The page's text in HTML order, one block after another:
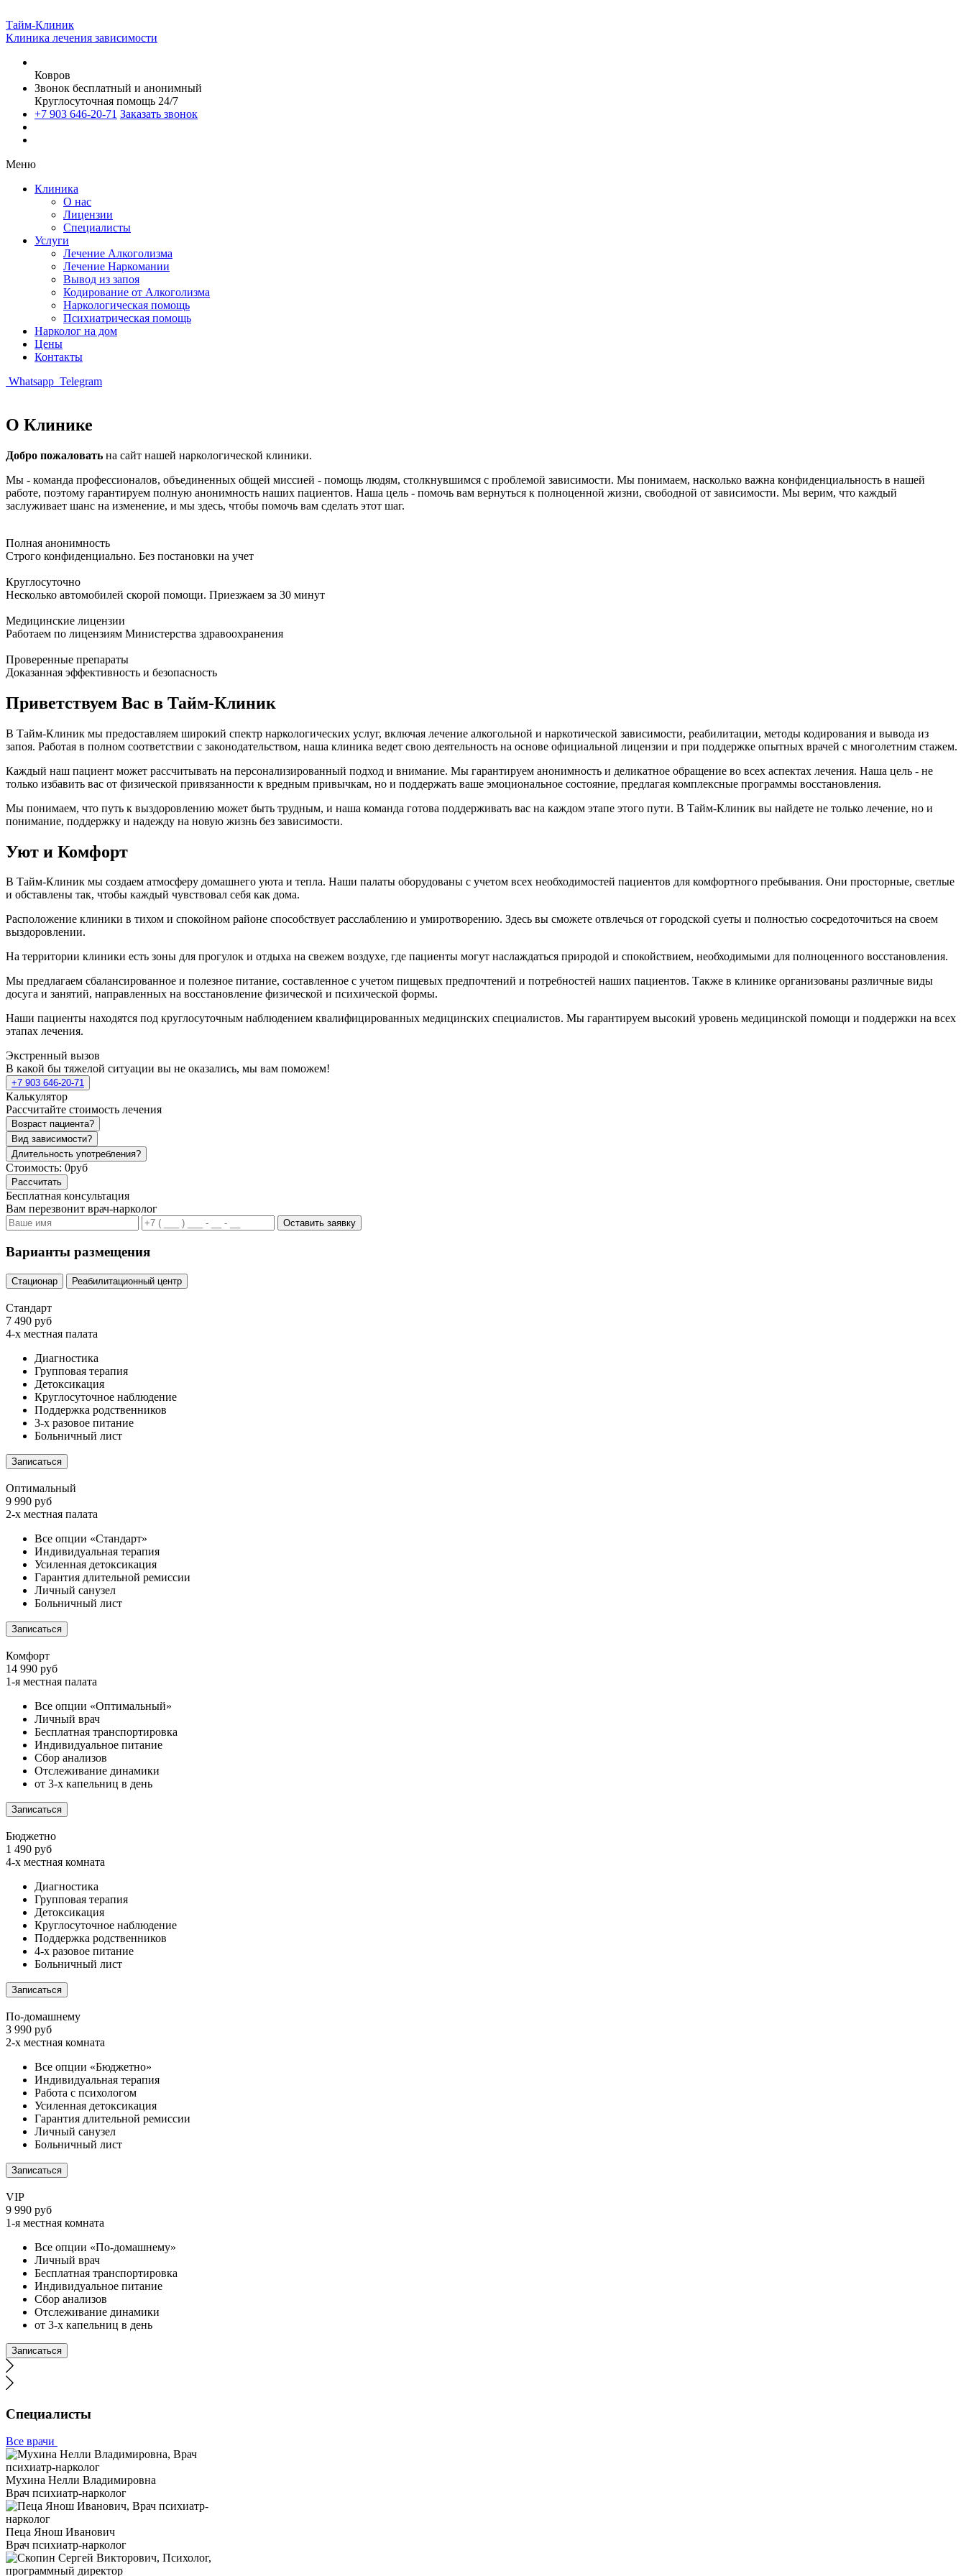
Тайм-Клиник
Клиника лечения зависимости
Ковров
Звонок бесплатный и анонимный
Круглосуточная помощь 24/7
+7 903 646-20-71 Заказать звонок
Меню
Клиника
О нас
Лицензии
Специалисты
Услуги
Лечение Алкоголизма
Лечение Наркомании
Вывод из запоя
Кодирование от Алкоголизма
Наркологическая помощь
Психиатрическая помощь
Нарколог на дом
Цены
Контакты
Whatsapp Telegram
О Клинике
Добро пожаловать на сайт нашей наркологической клиники.
Мы - команда профессионалов, объединенных общей миссией - помощь людям, столкнувшимся с проблемой зависимости. Мы понимаем, насколько важна конфиденциальность в нашей
работе, поэтому гарантируем полную анонимность наших пациентов. Наша цель - помочь вам вернуться к полноценной жизни, свободной от зависимости. Мы верим, что каждый
заслуживает шанс на изменение, и мы здесь, чтобы помочь вам сделать этот шаг.
Полная анонимность
Строго конфиденциально. Без постановки на учет
Круглосуточно
Несколько автомобилей скорой помощи. Приезжаем за 30 минут
Медицинские лицензии
Работаем по лицензиям Министерства здравоохранения
Проверенные препараты
Доказанная эффективность и безопасность
Приветствуем Вас в Тайм-Клиник
В Тайм-Клиник мы предоставляем широкий спектр наркологических услуг, включая лечение алкогольной и наркотической зависимости, реабилитации, методы кодирования и вывода из
запоя. Работая в полном соответствии с законодательством, наша клиника ведет свою деятельность на основе официальной лицензии и при поддержке опытных врачей с многолетним стажем.
Каждый наш пациент может рассчитывать на персонализированный подход и внимание. Мы гарантируем анонимность и деликатное обращение во всех аспектах лечения. Наша цель - не
только избавить вас от физической привязанности к вредным привычкам, но и поддержать ваше эмоциональное состояние, предлагая комплексные программы восстановления.
Мы понимаем, что путь к выздоровлению может быть трудным, и наша команда готова поддерживать вас на каждом этапе этого пути. В Тайм-Клиник вы найдете не только лечение, но и
понимание, поддержку и надежду на новую жизнь без зависимости.
Уют и Комфорт
В Тайм-Клиник мы создаем атмосферу домашнего уюта и тепла. Наши палаты оборудованы с учетом всех необходимостей пациентов для комфортного пребывания. Они просторные, светлые
и обставлены так, чтобы каждый чувствовал себя как дома.
Расположение клиники в тихом и спокойном районе способствует расслаблению и умиротворению. Здесь вы сможете отвлечься от городской суеты и полностью сосредоточиться на своем
выздоровлении.
На территории клиники есть зоны для прогулок и отдыха на свежем воздухе, где пациенты могут наслаждаться природой и спокойствием, необходимыми для полноценного восстановления.
Мы предлагаем сбалансированное и полезное питание, составленное с учетом пищевых предпочтений и потребностей наших пациентов. Также в клинике организованы различные виды
досуга и занятий, направленных на восстановление физической и психической формы.
Наши пациенты находятся под круглосуточным наблюдением квалифицированных медицинских специалистов. Мы гарантируем высокий уровень медицинской помощи и поддержки на всех
этапах лечения.
Экстренный вызов
В какой бы тяжелой ситуации вы не оказались, мы вам поможем!
+7 903 646-20-71
Калькулятор
Рассчитайте стоимость лечения
Возраст пациента?
Вид зависимости?
Длительность употребления?
Стоимость: 0руб
Рассчитать
Бесплатная консультация
Вам перезвонит врач-нарколог
Оставить заявку
Варианты размещения
Стационар Реабилитационный центр
Стандарт
7 490 руб
4-х местная палата
Диагностика
Групповая терапия
Детоксикация
Круглосуточное наблюдение
Поддержка родственников
3-х разовое питание
Больничный лист
Записаться
Оптимальный
9 990 руб
2-х местная палата
Все опции «Стандарт»
Индивидуальная терапия
Усиленная детоксикация
Гарантия длительной ремиссии
Личный санузел
Больничный лист
Записаться
Комфорт
14 990 руб
1-я местная палата
Все опции «Оптимальный»
Личный врач
Бесплатная транспортировка
Индивидуальное питание
Сбор анализов
Отслеживание динамики
от 3-х капельниц в день
Записаться
Бюджетно
1 490 руб
4-х местная комната
Диагностика
Групповая терапия
Детоксикация
Круглосуточное наблюдение
Поддержка родственников
4-х разовое питание
Больничный лист
Записаться
По-домашнему
3 990 руб
2-х местная комната
Все опции «Бюджетно»
Индивидуальная терапия
Работа с психологом
Усиленная детоксикация
Гарантия длительной ремиссии
Личный санузел
Больничный лист
Записаться
VIP
9 990 руб
1-я местная комната
Все опции «По-домашнему»
Личный врач
Бесплатная транспортировка
Индивидуальное питание
Сбор анализов
Отслеживание динамики
от 3-х капельниц в день
Записаться
Специалисты
Все врачи
Мухина Нелли Владимировна
Врач психиатр-нарколог
Пеца Янош Иванович
Врач психиатр-нарколог